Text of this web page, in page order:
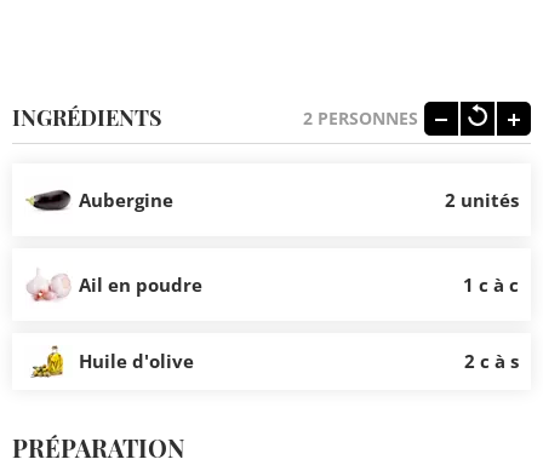
INGRÉDIENTS 2 PERSONNES
Aubergine 2 unités
Ail en poudre 1 c à c
Huile d'olive 2 c à s
PRÉPARATION